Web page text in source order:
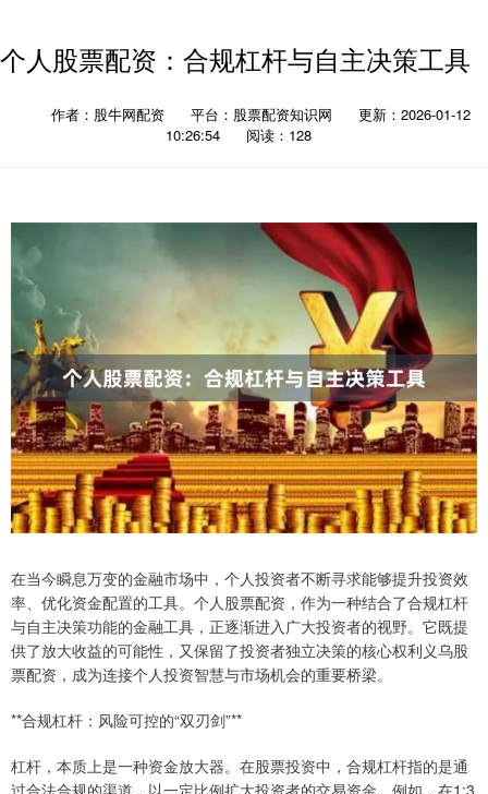
个人股票配资：合规杠杆与自主决策工具
作者：股牛网配资 平台：股票配资知识网
更新：2026-01-12
10:26:54
阅读：128
在当今瞬息万变的金融市场中，个人投资者不断寻求能够提升投资效
率、优化资金配置的工具。个人股票配资，作为一种结合了合规杠杆
与自主决策功能的金融工具，正逐渐进入广大投资者的视野。它既提
供了放大收益的可能性，又保留了投资者独立决策的核心权利义乌股
票配资，成为连接个人投资智慧与市场机会的重要桥梁。
**合规杠杆：风险可控的“双刃剑”**
杠杆，本质上是一种资金放大器。在股票投资中，合规杠杆指的是通